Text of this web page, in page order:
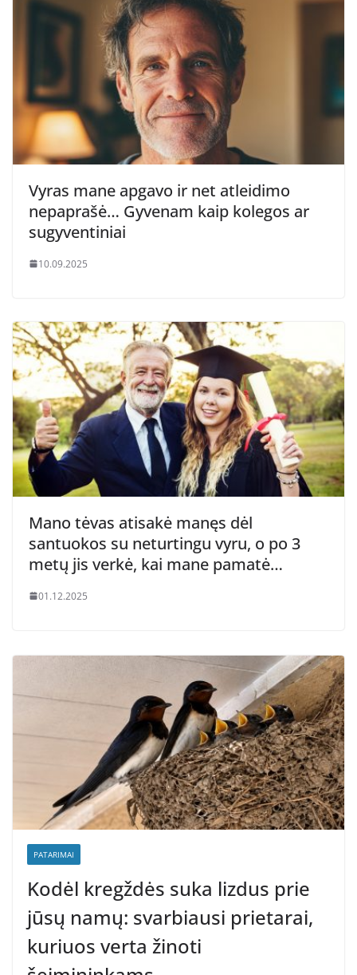
Vyras mane apgavo ir net atleidimo
nepaprašė… Gyvenam kaip kolegos ar
sugyventiniai
10.09.2025
Mano tėvas atisakė manęs dėl
santuokos su neturtingu vyru, o po 3
metų jis verkė, kai mane pamatė…
01.12.2025
PATARIMAI
Kodėl kregždės suka lizdus prie
jūsų namų: svarbiausi prietarai,
kuriuos verta žinoti